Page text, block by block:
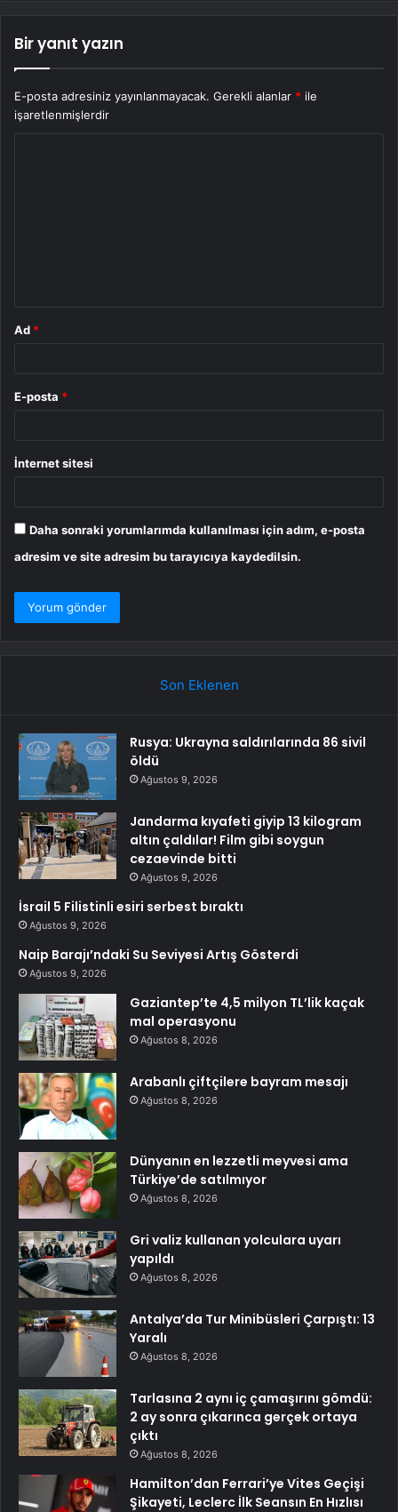
Bir yanıt yazın
E-posta adresiniz yayınlanmayacak. Gerekli alanlar * ile
işaretlenmişlerdir
Ad *
E-posta *
İnternet sitesi
Daha sonraki yorumlarımda kullanılması için adım, e-posta
adresim ve site adresim bu tarayıcıya kaydedilsin.
Son Eklenen
Rusya: Ukrayna saldırılarında 86 sivil
öldü
Ağustos 9, 2026
Jandarma kıyafeti giyip 13 kilogram
altın çaldılar! Film gibi soygun
cezaevinde bitti
Ağustos 9, 2026
İsrail 5 Filistinli esiri serbest bıraktı
Ağustos 9, 2026
Naip Barajı’ndaki Su Seviyesi Artış Gösterdi
Ağustos 9, 2026
Gaziantep’te 4,5 milyon TL’lik kaçak
mal operasyonu
Ağustos 8, 2026
Arabanlı çiftçilere bayram mesajı
Ağustos 8, 2026
Dünyanın en lezzetli meyvesi ama
Türkiye’de satılmıyor
Ağustos 8, 2026
Gri valiz kullanan yolculara uyarı
yapıldı
Ağustos 8, 2026
Antalya’da Tur Minibüsleri Çarpıştı: 13
Yaralı
Ağustos 8, 2026
Tarlasına 2 aynı iç çamaşırını gömdü:
2 ay sonra çıkarınca gerçek ortaya
çıktı
Ağustos 8, 2026
Hamilton’dan Ferrari’ye Vites Geçişi
Şikayeti, Leclerc İlk Seansın En Hızlısı